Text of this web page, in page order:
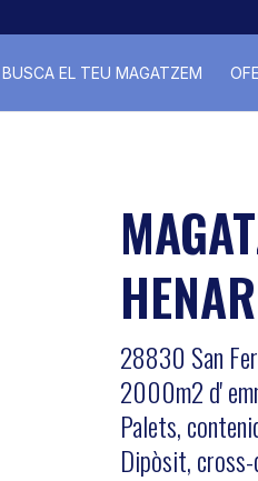
BUSCA EL TEU MAGATZEM
28830 San
2000m2 d'
Palets,
Dipòsit,